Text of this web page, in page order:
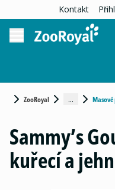
Kontakt
ZooRoyal ...
Sammy’s
kuřecí a